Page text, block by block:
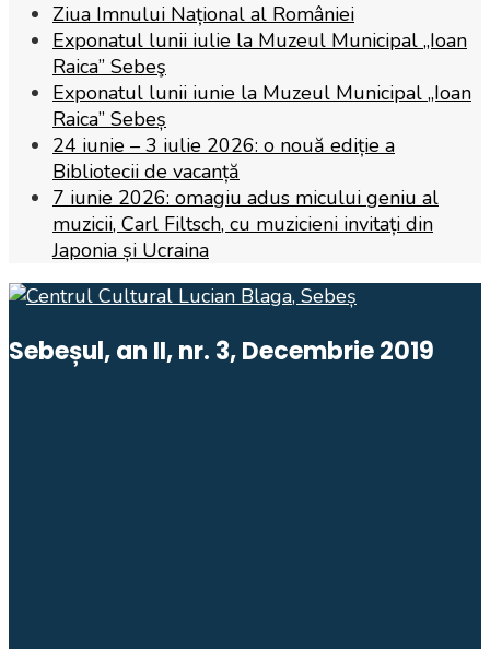
Ziua Imnului Național al României
Exponatul lunii iulie la Muzeul Municipal „Ioan
Raica” Sebeş
Exponatul lunii iunie la Muzeul Municipal „Ioan
Raica” Sebeș
24 iunie – 3 iulie 2026: o nouă ediție a
Bibliotecii de vacanță
7 iunie 2026: omagiu adus micului geniu al
muzicii, Carl Filtsch, cu muzicieni invitați din
Japonia și Ucraina
Sebeșul, an II, nr. 3, Decembrie 2019